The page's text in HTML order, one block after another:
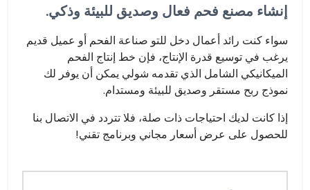
إنشاء مصنع فحم فعال وصديق للبيئة وذكي.
سواء كنت رائد أعمال دخل للتو صناعة الفحم أو عميل قديم
يرغب في توسيع قدرة الإنتاج، فإن خط إنتاج الفحم
الميكانيكي الشامل الذي تقدمه شولي يمكن أن يوفر لك
نموذج ربح مستقر وصديق للبيئة ومستدام.
إذا كانت لديك احتياجات ذات صلة، فلا تتردد في الاتصال بنا
للحصول على عرض أسعار مجاني وبرنامج تقني!